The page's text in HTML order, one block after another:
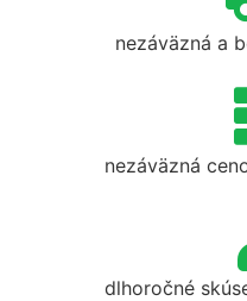
nezáväzná a
nezáväzná
dlhoročné